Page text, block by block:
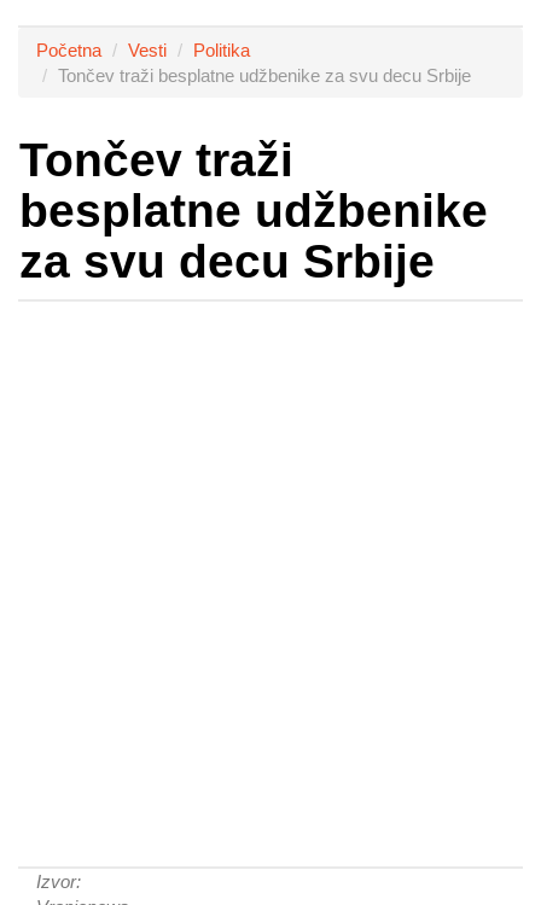
Početna Vesti
Politika
Tončev traži besplatne udžbenike za svu decu Srbije
Tončev traži
besplatne udžbenike
za svu decu Srbije
Izvor: